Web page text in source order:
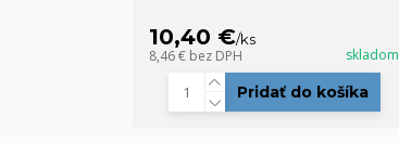
10,40 €/ks
8,46 € bez DPH skladom
Pridať do košíka